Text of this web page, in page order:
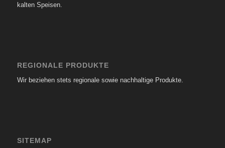
kalten Speisen.
REGIONALE PRODUKTE
Wir beziehen stets regionale sowie nachhaltige Produkte.
SITEMAP